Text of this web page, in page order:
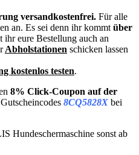
versandkostenfrei. Für alle
an. Es sei denn ihr kommt über
eure Bestellung auch an
Abholstationen schicken lassen
kostenlos testen.
8% Click-Coupon auf der
8CQ5828X bei
Hundeschermaschine sonst ab